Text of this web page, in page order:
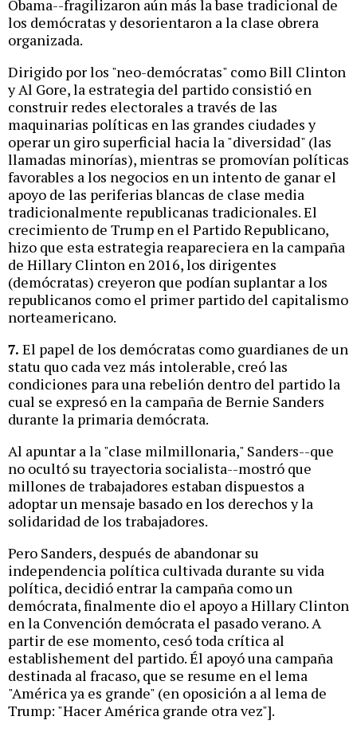
Obama--fragilizaron aún más la base tradicional de
los demócratas y desorientaron a la clase obrera
organizada.
Dirigido por los "neo-demócratas" como Bill Clinton
y Al Gore, la estrategia del partido consistió en
construir redes electorales a través de las
maquinarias políticas en las grandes ciudades y
operar un giro superficial hacia la "diversidad" (las
llamadas minorías), mientras se promovían políticas
favorables a los negocios en un intento de ganar el
apoyo de las periferias blancas de clase media
tradicionalmente republicanas tradicionales. El
crecimiento de Trump en el Partido Republicano,
hizo que esta estrategia reapareciera en la campaña
de Hillary Clinton en 2016, los dirigentes
(demócratas) creyeron que podían suplantar a los
republicanos como el primer partido del capitalismo
norteamericano.
7. El papel de los demócratas como guardianes de un
statu quo cada vez más intolerable, creó las
condiciones para una rebelión dentro del partido la
cual se expresó en la campaña de Bernie Sanders
durante la primaria demócrata.
Al apuntar a la "clase milmillonaria," Sanders--que
no ocultó su trayectoria socialista--mostró que
millones de trabajadores estaban dispuestos a
adoptar un mensaje basado en los derechos y la
solidaridad de los trabajadores.
Pero Sanders, después de abandonar su
independencia política cultivada durante su vida
política, decidió entrar la campaña como un
demócrata, finalmente dio el apoyo a Hillary Clinton
en la Convención demócrata el pasado verano. A
partir de ese momento, cesó toda crítica al
establishement del partido. Él apoyó una campaña
destinada al fracaso, que se resume en el lema
"América ya es grande" (en oposición a al lema de
Trump: "Hacer América grande otra vez"].